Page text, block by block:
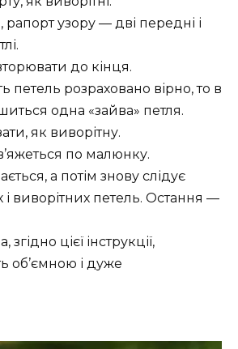
узору — дві передні і
до кінця.
петель розраховано вірно, то в
одна «зайва» петля.
як виворітну.
по малюнку.
а потім знову слідує
виворітних петель. Остання —
цієї інструкції,
об’ємною і дуже